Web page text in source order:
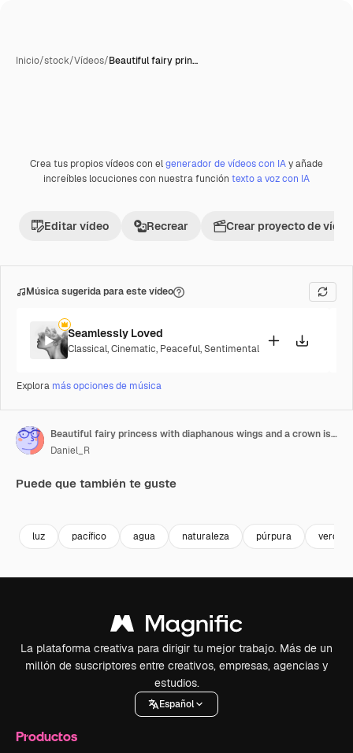
Inicio/stock/Vídeos/Beautiful fairy prin…
PremiumGenerada con IA
Crea tus propios vídeos con elgenerador de vídeos con IAy añade
increíbles locuciones con nuestra función texto a voz con IA
Editar vídeo Recrear Crear proyecto de vídeo
Música sugerida para este vídeo
Seamlessly Loved
Classical,Cinematic, Peaceful,Sentimental
Explora más opciones de música
Beautiful fairy princess with diaphanous wings and a crown is sheltering from the rain under a giant purple flower in an enchanted forest, creating a magical and whimsical scene
Daniel_R
Puede que también te guste
luz pacífico agua naturaleza púrpura verde
La plataforma creativa para dirigir tu mejor trabajo. Más de un
millón de suscriptores entre creativos, empresas, agencias y
estudios.
Español
Productos